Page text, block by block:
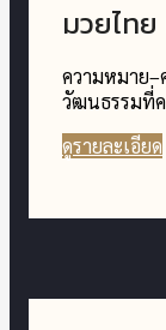
มวยไท
ความหมาย–
วัฒนธรรมที่
ดูรายละเอียด